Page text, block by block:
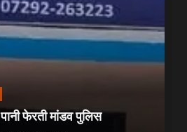
फेरती मांडव पुलिस